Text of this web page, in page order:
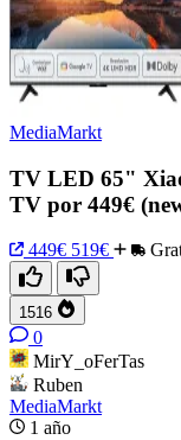
MediaMarkt
TV LED 65"
TV por 449€
449€ 519€
1516
0
MirY_oFerTas
Ruben
MediaMarkt
1 año